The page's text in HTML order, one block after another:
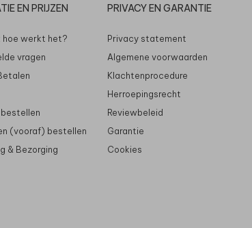
EN PRIJZEN
hoe werkt het?
vragen
(vooraf) bestellen
& Bezorging
PRIVACY EN GARANTIE
Privacy statement
Algemene voorwaarden
Klachtenprocedure
Herroepingsrecht
Reviewbeleid
Garantie
Cookies